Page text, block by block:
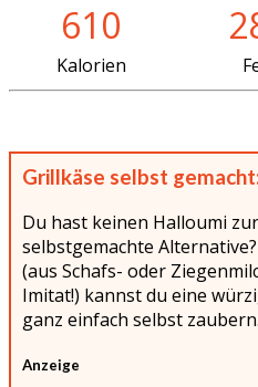
610
Kalorien
Grillkäse selbst
Du hast keinen Halloumi
selbstgemachte
(aus Schafs- oder
Imitat!) kannst du eine
ganz einfach selbst zaubern.
Anzeige